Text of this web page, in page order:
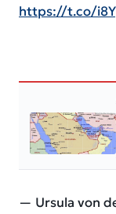
https://t.co/
— Ursula von